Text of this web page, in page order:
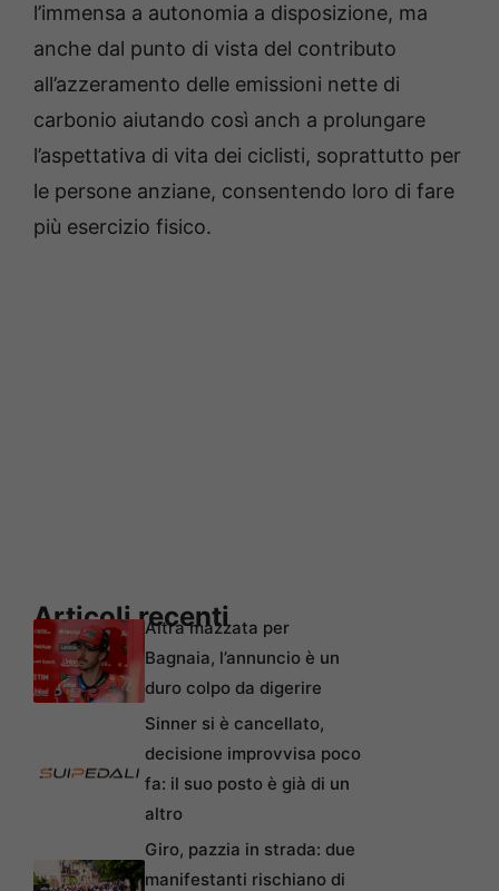
l’immensa a autonomia a disposizione, ma
anche dal punto di vista del contributo
all’azzeramento delle emissioni nette di
carbonio aiutando così anch a prolungare
l’aspettativa di vita dei ciclisti, soprattutto per
le persone anziane, consentendo loro di fare
più esercizio fisico.
Articoli recenti
Altra mazzata per
Bagnaia, l’annuncio è un
duro colpo da digerire
Sinner si è cancellato,
decisione improvvisa poco
fa: il suo posto è già di un
altro
Giro, pazzia in strada: due
manifestanti rischiano di